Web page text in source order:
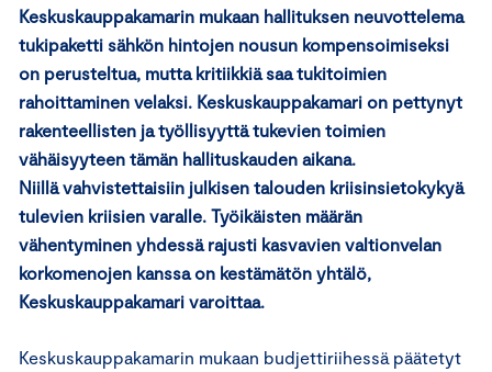
Keskuskauppakamarin mukaan hallituksen neuvottelema
tukipaketti sähkön hintojen nousun kompensoimiseksi
on perusteltua, mutta kritiikkiä saa tukitoimien
rahoittaminen velaksi. Keskuskauppakamari on pettynyt
rakenteellisten ja työllisyyttä tukevien toimien
vähäisyyteen tämän hallituskauden aikana.
Niillä vahvistettaisiin julkisen talouden kriisinsietokykyä
tulevien kriisien varalle. Työikäisten määrän
vähentyminen yhdessä rajusti kasvavien valtionvelan
korkomenojen kanssa on kestämätön yhtälö,
Keskuskauppakamari varoittaa.
Keskuskauppakamarin mukaan budjettiriihessä päätetyt